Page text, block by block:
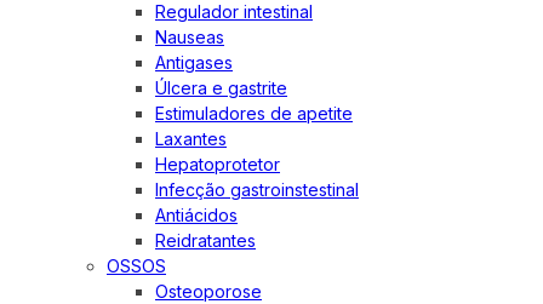
Regulador intestinal
Nauseas
Antigases
Úlcera e gastrite
Estimuladores de apetite
Laxantes
Hepatoprotetor
Infecção gastroinstestinal
Antiácidos
Reidratantes
OSSOS
Osteoporose